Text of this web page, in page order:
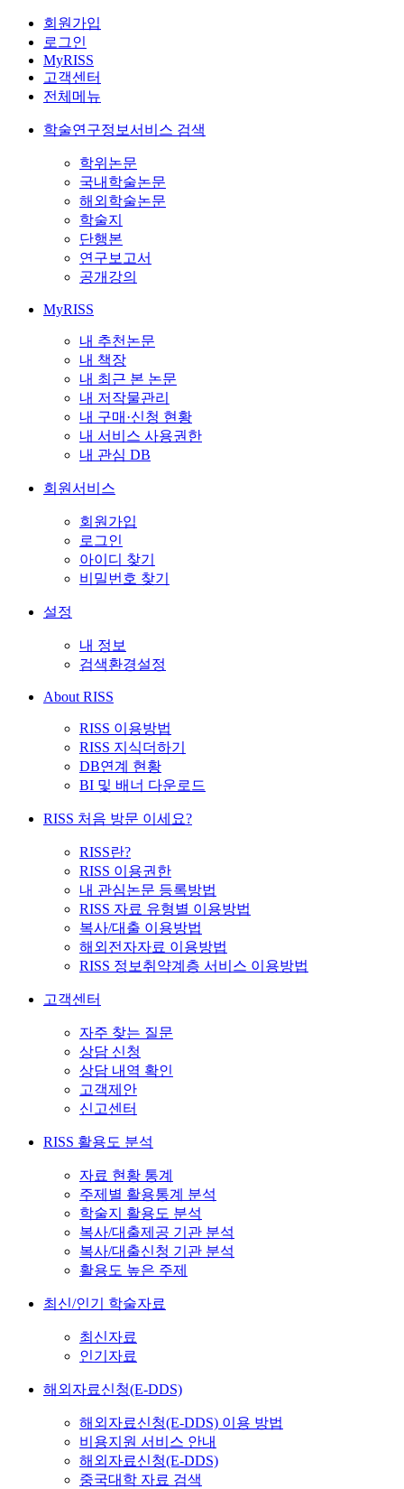
회원가입
로그인
MyRISS
고객센터
전체메뉴
학술연구정보서비스 검색
학위논문
국내학술논문
해외학술논문
학술지
단행본
연구보고서
공개강의
MyRISS
내 추천논문
내 책장
내 최근 본 논문
내 저작물관리
내 구매·신청 현황
내 서비스 사용권한
내 관심 DB
회원서비스
회원가입
로그인
아이디 찾기
비밀번호 찾기
설정
내 정보
검색환경설정
About RISS
RISS 이용방법
RISS 지식더하기
DB연계 현황
BI 및 배너 다운로드
RISS 처음 방문 이세요?
RISS란?
RISS 이용권한
내 관심논문 등록방법
RISS 자료 유형별 이용방법
복사/대출 이용방법
해외전자자료 이용방법
RISS 정보취약계층 서비스 이용방법
고객센터
자주 찾는 질문
상담 신청
상담 내역 확인
고객제안
신고센터
RISS 활용도 분석
자료 현황 통계
주제별 활용통계 분석
학술지 활용도 분석
복사/대출제공 기관 분석
복사/대출신청 기관 분석
활용도 높은 주제
최신/인기 학술자료
최신자료
인기자료
해외자료신청(E-DDS)
해외자료신청(E-DDS) 이용 방법
비용지원 서비스 안내
해외자료신청(E-DDS)
중국대학 자료 검색